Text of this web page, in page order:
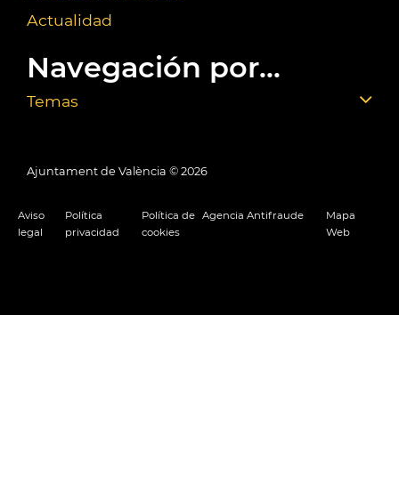
Actualidad
Navegación por...
Temas
Ajuntament de València © 2026
Aviso
legal
Política
privacidad
Política de
cookies
Agencia Antifraude
Mapa
Web